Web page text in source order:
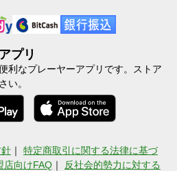
プリ
利なプレーヤーアプリです。ストア
い。
｜ 特定商取引に関する法律に基づ
店向けFAQ ｜ 反社会的勢力に対する